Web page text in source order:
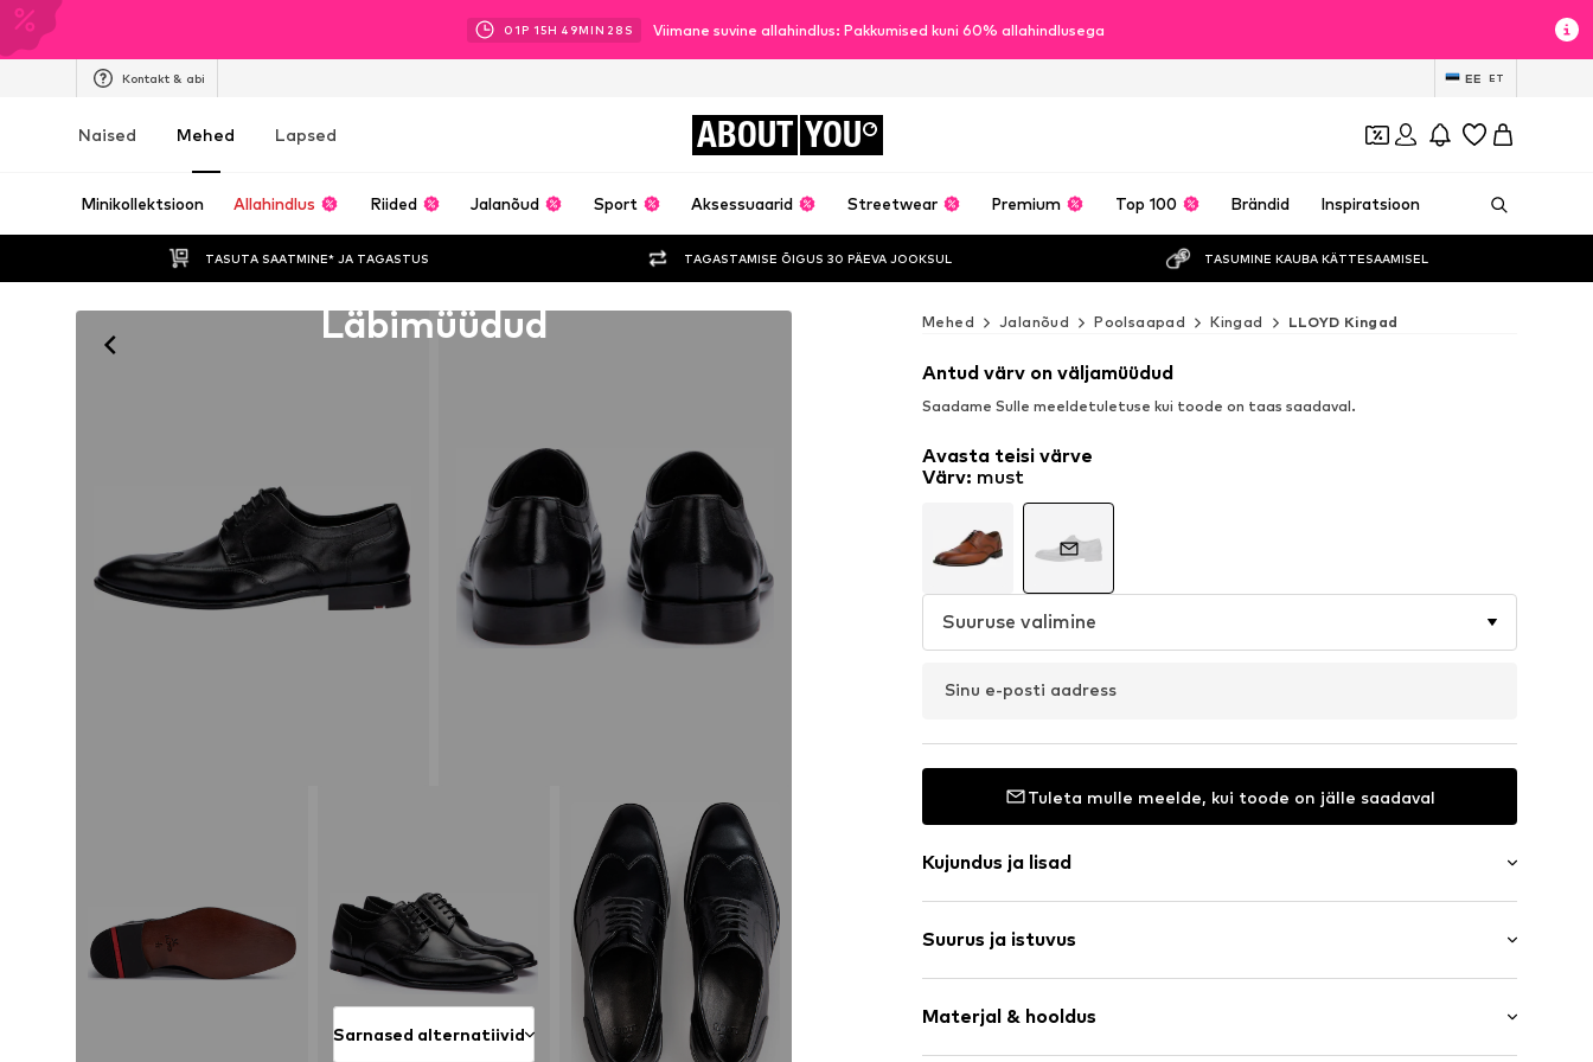
01P 15H 49MIN 26 S Viimane suvine allahindlus: Pakkumised kuni 60% allahindlusega
Kontakt & abi EE ET
Naised Mehed Lapsed ABOUT YOU
Minikollektsioon Allahindlus Riided Jalanõud Sport Aksessuaarid Streetwear Premium Top 100 Brändid Inspiratsioon
TASUTA SAATMINE* JA TAGASTUS TAGASTAMISE ÕIGUS 30 PÄEVA JOOKSUL TASUMINE KAUBA KÄTTESAAMISEL
Läbimüüdud
Sarnased alternatiivid
Mehed Jalanõud Poolsaapad Kingad LLOYD Kingad
Antud värv on väljamüüdud
Saadame Sulle meeldetuletuse kui toode on taas saadaval.
Avasta teisi värve
Värv: must
Suuruse valimine
Sinu e-posti aadress
Tuleta mulle meelde, kui toode on jälle saadaval
Kujundus ja lisad
Nahk
Ümar nina
5-auguline nöörimine
Suurus ja istuvus
Materjal & hooldus